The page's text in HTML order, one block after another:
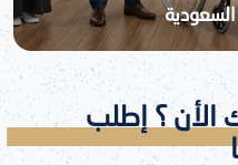
الأن ؟ إطلب